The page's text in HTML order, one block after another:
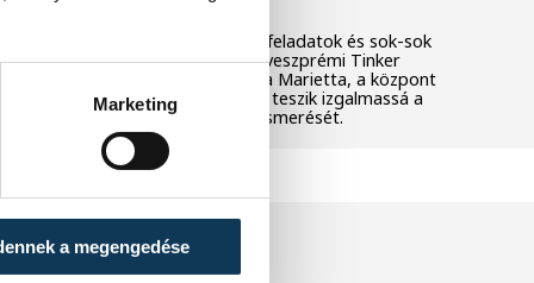
Marketing
a megengedése
Látványos kísérletek, kreatív feladatok és sok-sok
élmény várja a gyerekeket a veszprémi Tinker
Labsben. Videónkban Balassa Marietta, a központ
vezetője mutatja be, hogyan teszik izgalmassá a
természettudományok megismerését.